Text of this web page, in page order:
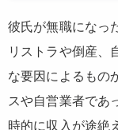
彼氏が無職になっ
リストラや倒産、
な要因によるもの
スや自営業者であ
時的に収入が途絶